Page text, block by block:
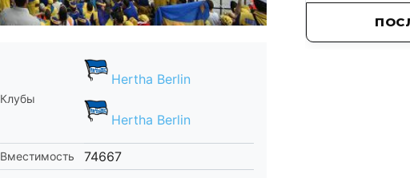
Клубы
Hertha Berlin
Hertha Berlin
Вместимость 74667